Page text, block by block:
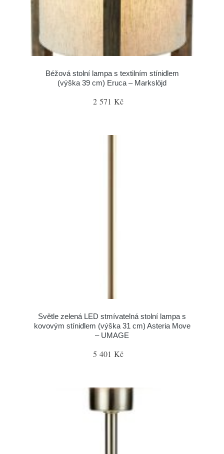
Béžová stolní lampa s textilním stínidlem
(výška 39 cm) Eruca – Markslöjd
2 571 Kč
Světle zelená LED stmívatelná stolní lampa s
kovovým stínidlem (výška 31 cm) Asteria Move
– UMAGE
5 401 Kč